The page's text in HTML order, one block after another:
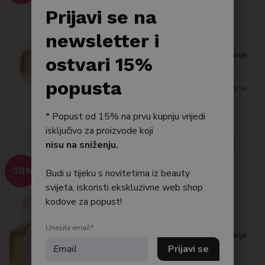
Po tipu kože
Bestseller
Njega tijela
Njega kose
Don’t Touch Glass Pink
Cushion SPF 50+ 23W
Tekuća podloga cushion pakiranje
16,00€
Najniža cijena posljednjih 30 dana:
16 €
Pročitaj više
-50%
UNLEASHIA
Don’t Touch Glass Pink
Tekuća podloga cushion pakiranje
Prijavi se na
newsletter i
ostvari 15%
popusta
* Popust od 15% na prvu kupnju vrijedi
isključivo za proizvode koji
nisu na sniženju.
Budi u tijeku s novitetima iz beauty
svijeta, iskoristi ekskluzivne web shop
kodove za popust!
Unesite email*